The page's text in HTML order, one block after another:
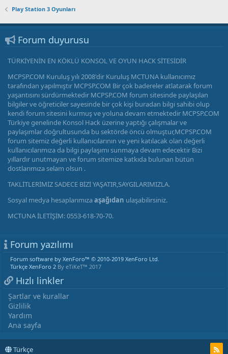
Play Station 3 Oyunları
Forum duyurusu
TÜRKİYENİN EN KÖKLÜ KONSOL VE OYUN HACK SİTESİDİR
MCPSP.COM Kuruluş yılı 2008'dir Kuruluş MCTUNA kullanıcımız
tarafından yapılmıştır MCPSP.COM Bir çok badereler atlatarak forum
yaşantısını sürdürmektedir MCPSP.COM forum sitesinde paylaşılan
bilgiler ve öğreticiler sayesinde bir çok kişi buradan bilgi sahibi olup
kendi forum sitesini kurmuş ve yoluna devam etmektedir MCPSP.COM
Türkiye genelinde Konsol Hack üzerine yaptığı çalışmalar ve
paylaşımlar doğrultusunda bu sektörde öncü olmuştur,MCPSP.COM
forum sitemiz değerli kullanıcılarının ve yeni katılacak olan değerli
kullanıcılarımıza da bilgi paylaşımı sunmaya devam edecektir Bizi
yıllardır unutmayan ve forum sitemize katkıda bulunan bütün
dostlarımıza selam olsun .
TAKLİTLERİMİZ SADECE BİZİ YAŞATIR,SAYGILARIMIZLA.
Sosyal medya hesaplarımızaaşağıdan ulaşabilirsiniz.
MCTUNA İLETİŞİM: 0553-618-70-70.
Forum yazılımı
Forum software by XenForo™ © 2010-2019 XenForo Ltd.
Türkçe XenForo 2 By eTiKeT™ 2017
Hızlı linkler
Şartlar ve kurallar
Gizlilik
Yardım
Ana sayfa
Türkçe